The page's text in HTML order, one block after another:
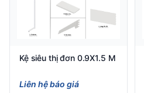
Kệ siêu thị đơn 0.9X1.5 M
Liên hệ báo giá